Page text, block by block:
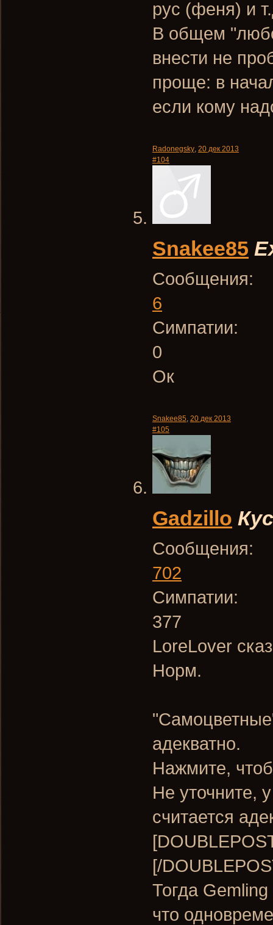
рус (феня) и
В общем
внести не
проще: в
если кому
Radonegsky, 20 дек 2013
#104
Snakee85
Сообщения:
6
Симпатии:
0
Ок
Snakee85, 20 дек 2013
#105
Gadzillo
Сообщения:
702
Симпатии:
377
LoreLover
Норм.
адекватно.
Нажмите,
Не уточните,
считается
[/
Тогда
что